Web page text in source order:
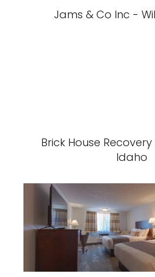
Jams & Co Inc -
Brick House
Idaho